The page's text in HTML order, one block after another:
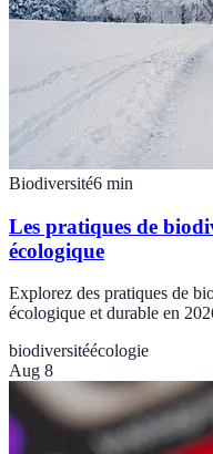
Biodiversité6 min
Les pratiques de
écologique
Explorez des pratiques de
écologique et durable en
biodiversitéécologie
Aug 8